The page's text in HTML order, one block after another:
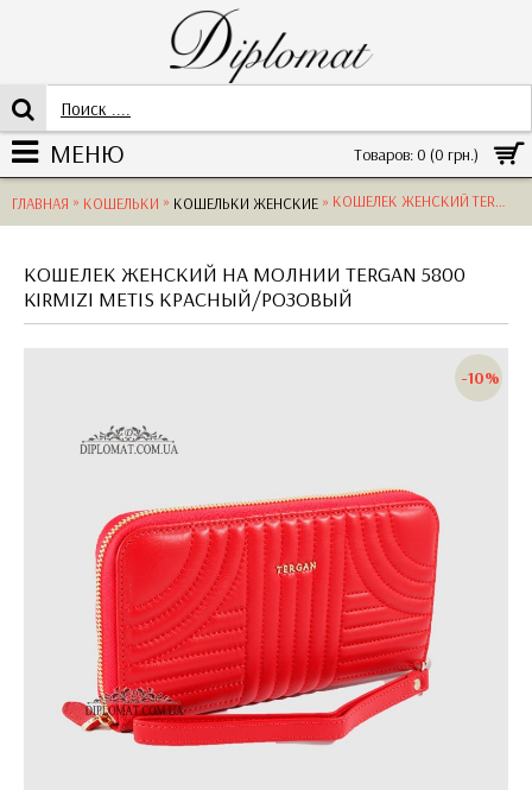
Товаров: 0 (0 грн.)
МЕНЮ
ГЛАВНАЯ » КОШЕЛЬКИ » КОШЕЛЬКИ ЖЕНСКИЕ » КОШЕЛЕК ЖЕНСКИЙ TERGAN 5800 KIRMIZI METIS КРАСНЫЙ
КОШЕЛЕК ЖЕНСКИЙ НА МОЛНИИ TERGAN 5800
KIRMIZI METIS КРАСНЫЙ/РОЗОВЫЙ
-10%